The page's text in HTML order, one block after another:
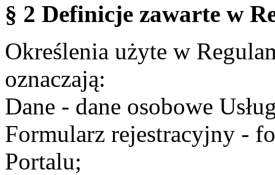
§ 2 Definicje zawarte w
Określenia użyte w
oznaczają:
Dane - dane osobowe
Formularz rejestracyjny -
Portalu;